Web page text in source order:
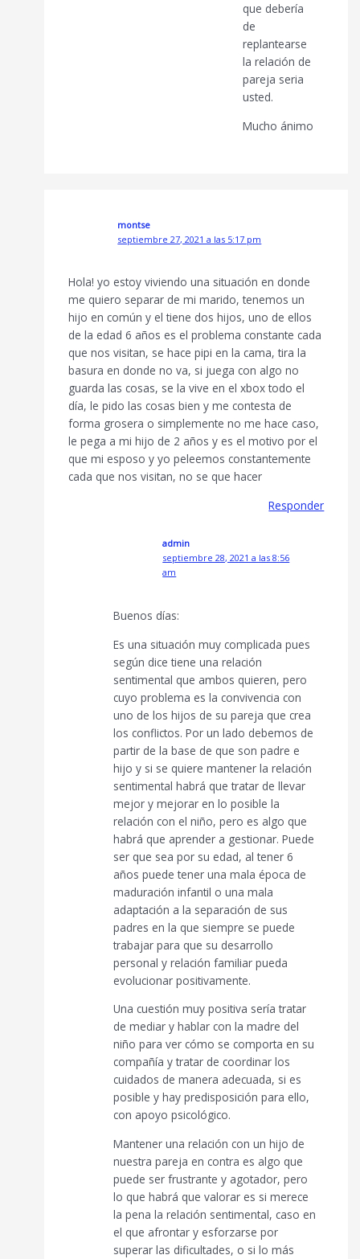
que debería
de
replantearse
la relación de
pareja seria
usted.
Mucho ánimo
montse
septiembre 27, 2021 a las 5:17 pm
Hola! yo estoy viviendo una situación en donde
me quiero separar de mi marido, tenemos un
hijo en común y el tiene dos hijos, uno de ellos
de la edad 6 años es el problema constante cada
que nos visitan, se hace pipi en la cama, tira la
basura en donde no va, si juega con algo no
guarda las cosas, se la vive en el xbox todo el
día, le pido las cosas bien y me contesta de
forma grosera o simplemente no me hace caso,
le pega a mi hijo de 2 años y es el motivo por el
que mi esposo y yo peleemos constantemente
cada que nos visitan, no se que hacer
Responder
admin
septiembre 28, 2021 a las 8:56
am
Buenos días:
Es una situación muy complicada pues
según dice tiene una relación
sentimental que ambos quieren, pero
cuyo problema es la convivencia con
uno de los hijos de su pareja que crea
los conflictos. Por un lado debemos de
partir de la base de que son padre e
hijo y si se quiere mantener la relación
sentimental habrá que tratar de llevar
mejor y mejorar en lo posible la
relación con el niño, pero es algo que
habrá que aprender a gestionar. Puede
ser que sea por su edad, al tener 6
años puede tener una mala época de
maduración infantil o una mala
adaptación a la separación de sus
padres en la que siempre se puede
trabajar para que su desarrollo
personal y relación familiar pueda
evolucionar positivamente.
Una cuestión muy positiva sería tratar
de mediar y hablar con la madre del
niño para ver cómo se comporta en su
compañía y tratar de coordinar los
cuidados de manera adecuada, si es
posible y hay predisposición para ello,
con apoyo psicológico.
Mantener una relación con un hijo de
nuestra pareja en contra es algo que
puede ser frustrante y agotador, pero
lo que habrá que valorar es si merece
la pena la relación sentimental, caso en
el que afrontar y esforzarse por
superar las dificultades, o si lo más